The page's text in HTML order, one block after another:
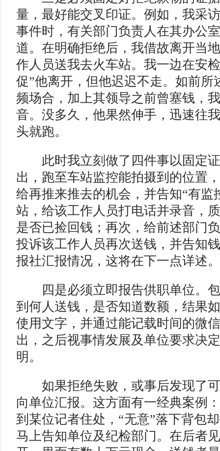
量，最好能交叉印证。例如，我采
事件时，有关部门负责人在其办公
道。在明确拒绝后，我借故离开当
作人员送我去火车站。我一边在安
促”他离开，但他迟迟不走。如前所
频场合，加上其领导之前曾塞钱，
音。没多久，他果然伸手，迅速往
头就跑。
此时我立刻做了四件事以固定证
出，跑至车站监控能拍摄到的位置
给再推来推去的机会，并告知“有监
站，给该工作人员打电话并录音，
是否已捡回钱；再次，给前述部门
投诉该工作人员再次送钱，并告知
报社汇报情况，这将在下一点详述。
四是必须立即报告供职单位。
到何人送钱，是否知道数额，结果
使用文字，并通过能记载时间的微
出，之后视事情发展及单位要求决
明。
如果拒绝失败，或事后发现了可
向单位汇报。这方面有一经典案例
到某位记者住处，“无意”落下背包
马上告知单位及纪检部门。在后者